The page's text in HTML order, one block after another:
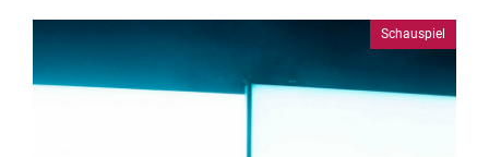
Schauspiel